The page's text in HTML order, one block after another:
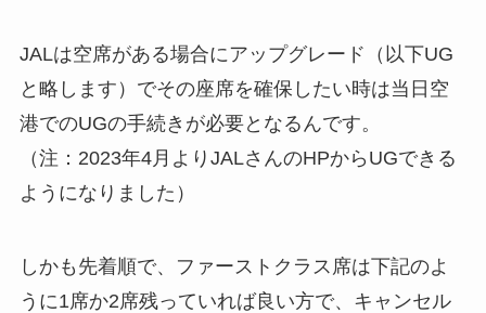
JALは空席がある場合にアップグレード（以下UG
と略します）でその座席を確保したい時は当日空
港でのUGの手続きが必要となるんです。
（注：2023年4月よりJALさんのHPからUGできる
ようになりました）
しかも先着順で、ファーストクラス席は下記のよ
うに1席か2席残っていれば良い方で、キャンセル